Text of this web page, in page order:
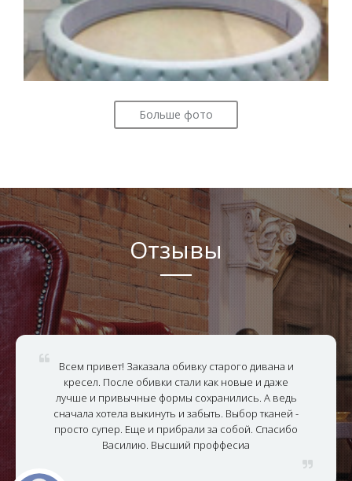
Больше фото
Отзывы
Всем привет! Заказала обивку старого дивана и
кресел. После обивки стали как новые и даже
лучше и привычные формы сохранились. А ведь
сначала хотела выкинуть и забыть. Выбор тканей -
просто супер. Еще и прибрали за собой. Спасибо
Василию. Высший проффесиа